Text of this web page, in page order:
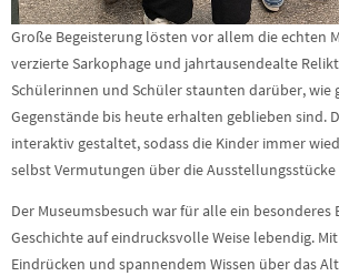
Große Begeisterung lösten vor allem die echten
verzierte Sarkophage und jahrtausendealte
Schülerinnen und Schüler staunten darüber, wie
Gegenstände bis heute erhalten geblieben sind.
interaktiv gestaltet, sodass die Kinder immer
selbst Vermutungen über die
Der Museumsbesuch war für alle ein besonderes
Geschichte auf eindrucksvolle Weise lebendig.
Eindrücken und spannendem Wissen über das